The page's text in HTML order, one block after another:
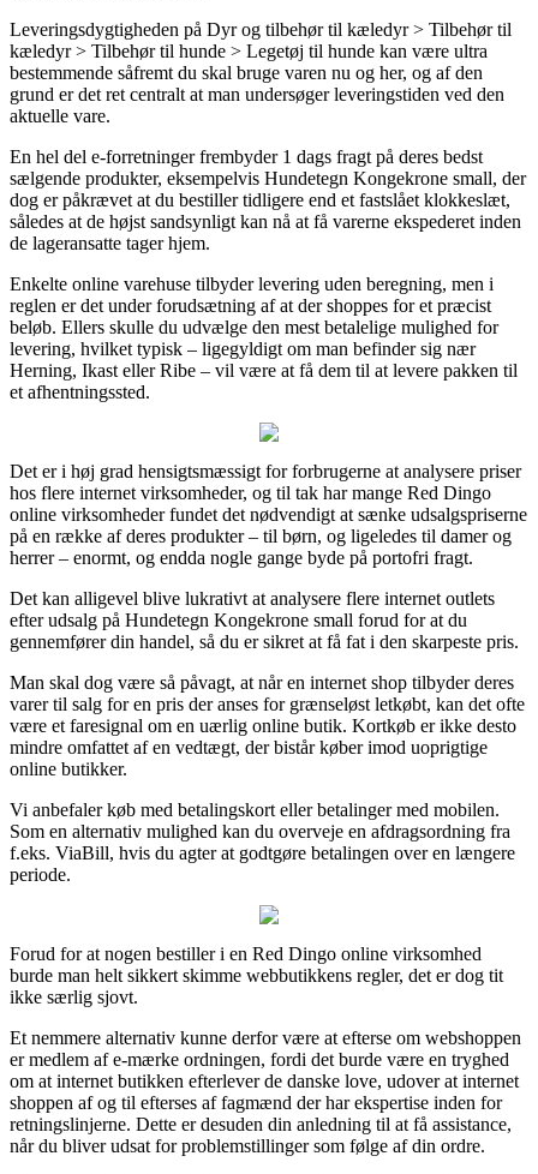
Leveringsdygtigheden på Dyr og tilbehør til kæledyr > Tilbehør til
kæledyr > Tilbehør til hunde > Legetøj til hunde kan være ultra
bestemmende såfremt du skal bruge varen nu og her, og af den
grund er det ret centralt at man undersøger leveringstiden ved den
aktuelle vare.
En hel del e-forretninger frembyder 1 dags fragt på deres bedst
sælgende produkter, eksempelvis Hundetegn Kongekrone small, der
dog er påkrævet at du bestiller tidligere end et fastslået klokkeslæt,
således at de højst sandsynligt kan nå at få varerne ekspederet inden
de lageransatte tager hjem.
Enkelte online varehuse tilbyder levering uden beregning, men i
reglen er det under forudsætning af at der shoppes for et præcist
beløb. Ellers skulle du udvælge den mest betalelige mulighed for
levering, hvilket typisk – ligegyldigt om man befinder sig nær
Herning, Ikast eller Ribe – vil være at få dem til at levere pakken til
et afhentningssted.
Det er i høj grad hensigtsmæssigt for forbrugerne at analysere priser
hos flere internet virksomheder, og til tak har mange Red Dingo
online virksomheder fundet det nødvendigt at sænke udsalgspriserne
på en række af deres produkter – til børn, og ligeledes til damer og
herrer – enormt, og endda nogle gange byde på portofri fragt.
Det kan alligevel blive lukrativt at analysere flere internet outlets
efter udsalg på Hundetegn Kongekrone small forud for at du
gennemfører din handel, så du er sikret at få fat i den skarpeste pris.
Man skal dog være så påvagt, at når en internet shop tilbyder deres
varer til salg for en pris der anses for grænseløst letkøbt, kan det ofte
være et faresignal om en uærlig online butik. Kortkøb er ikke desto
mindre omfattet af en vedtægt, der bistår køber imod uoprigtige
online butikker.
Vi anbefaler køb med betalingskort eller betalinger med mobilen.
Som en alternativ mulighed kan du overveje en afdragsordning fra
f.eks. ViaBill, hvis du agter at godtgøre betalingen over en længere
periode.
Forud for at nogen bestiller i en Red Dingo online virksomhed
burde man helt sikkert skimme webbutikkens regler, det er dog tit
ikke særlig sjovt.
Et nemmere alternativ kunne derfor være at efterse om webshoppen
er medlem af e-mærke ordningen, fordi det burde være en tryghed
om at internet butikken efterlever de danske love, udover at internet
shoppen af og til efterses af fagmænd der har ekspertise inden for
retningslinjerne. Dette er desuden din anledning til at få assistance,
når du bliver udsat for problemstillinger som følge af din ordre.